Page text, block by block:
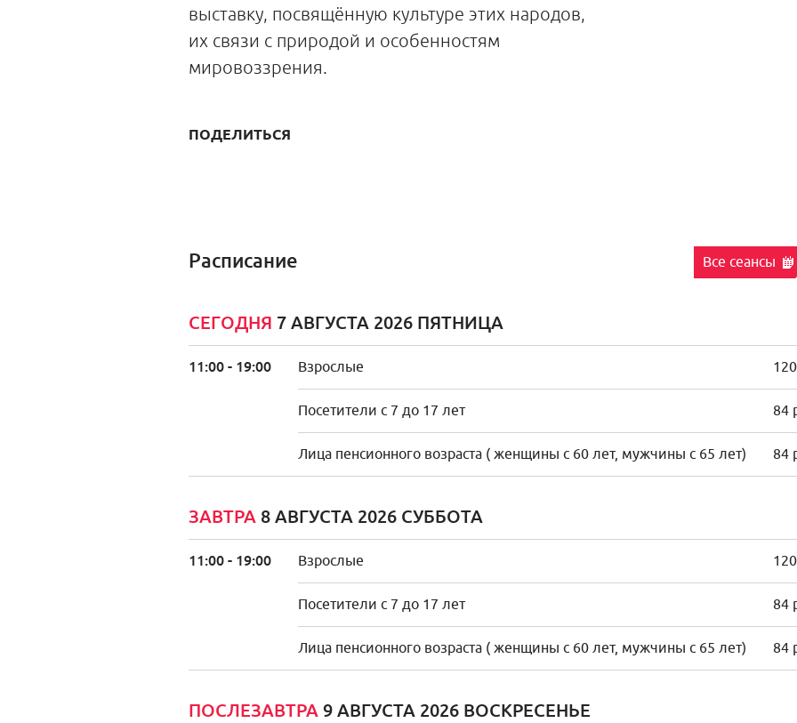
выставку, посвящённую культуре этих народов,
их связи с природой и особенностям
мировоззрения.
ПОДЕЛИТЬСЯ
Все сеансы
Расписание
СЕГОДНЯ 7 АВГУСТА 2026 ПЯТНИЦА
11:00 - 19:00 Взрослые
Посетители с 7 до 17 лет 84
Лица пенсионного возраста ( женщины с 60 лет, мужчины с 65 лет) 84
ЗАВТРА 8 АВГУСТА 2026 СУББОТА
11:00 - 19:00 Взрослые
Посетители с 7 до 17 лет 84
Лица пенсионного возраста ( женщины с 60 лет, мужчины с 65 лет) 84
ПОСЛЕЗАВТРА 9 АВГУСТА 2026 ВОСКРЕСЕНЬЕ